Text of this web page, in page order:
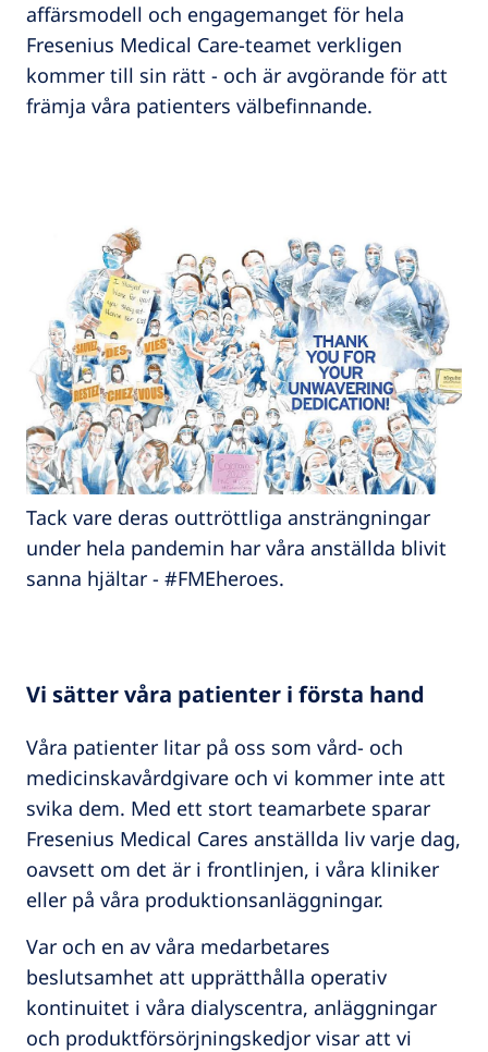
affärsmodell och engagemanget för hela
Fresenius Medical Care-teamet verkligen
kommer till sin rätt - och är avgörande för att
främja våra patienters välbefinnande.
Tack vare deras outtröttliga ansträngningar
under hela pandemin har våra anställda blivit
sanna hjältar - #FMEheroes.
Vi sätter våra patienter i första hand
Våra patienter litar på oss som vård- och
medicinskavårdgivare och vi kommer inte att
svika dem. Med ett stort teamarbete sparar
Fresenius Medical Cares anställda liv varje dag,
oavsett om det är i frontlinjen, i våra kliniker
eller på våra produktionsanläggningar.
Var och en av våra medarbetares
beslutsamhet att upprätthålla operativ
kontinuitet i våra dialyscentra, anläggningar
och produktförsörjningskedjor visar att vi